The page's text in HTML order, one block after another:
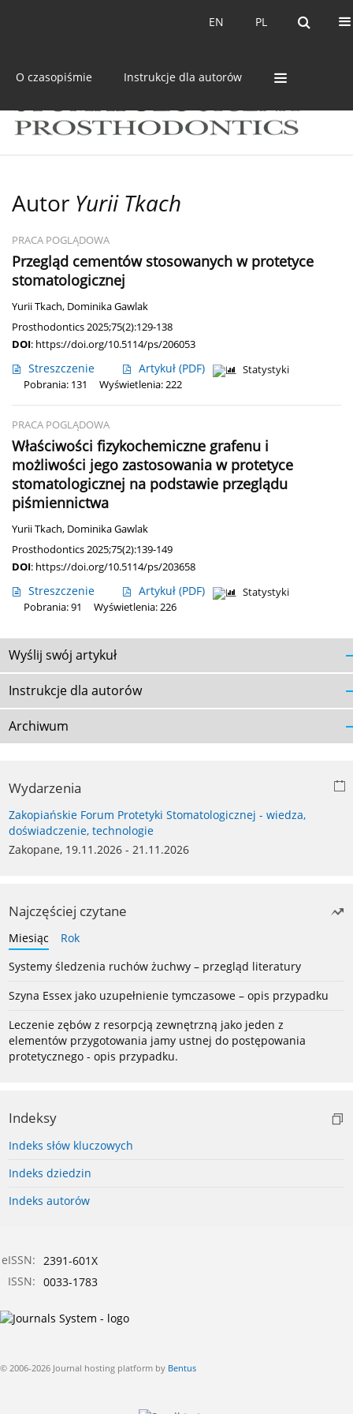
PL
EN PL
EN
O czasopiśmie Instrukcje dla autorów
Autor Yurii Tkach
PRACA POGLĄDOWA
Przegląd cementów stosowanych w protetyce
stomatologicznej
Yurii Tkach, Dominika Gawlak
Prosthodontics 2025;75(2):129-138
DOI: https://doi.org/10.5114/ps/206053
Streszczenie Artykuł (PDF)
Statystyki
Pobrania: 131
Wyświetlenia: 222
PRACA POGLĄDOWA
Właściwości fizykochemiczne grafenu i
możliwości jego zastosowania w protetyce
stomatologicznej na podstawie przeglądu
piśmiennictwa
Yurii Tkach, Dominika Gawlak
Prosthodontics 2025;75(2):139-149
DOI: https://doi.org/10.5114/ps/203658
Streszczenie Artykuł (PDF)
Statystyki
Pobrania: 91
Wyświetlenia: 226
Wyślij swój artykuł
Instrukcje dla autorów
Archiwum
Wydarzenia
Zakopiańskie Forum Protetyki Stomatologicznej - wiedza,
doświadczenie, technologie
Zakopane, 19.11.2026 - 21.11.2026
Najczęściej czytane
Miesiąc
Rok
Systemy śledzenia ruchów żuchwy – przegląd literatury
Szyna Essex jako uzupełnienie tymczasowe – opis przypadku
Leczenie zębów z resorpcją zewnętrzną jako jeden z
elementów przygotowania jamy ustnej do postępowania
protetycznego - opis przypadku.
Indeksy
Indeks słów kluczowych
Indeks dziedzin
Indeks autorów
eISSN: 2391-601X
ISSN: 0033-1783
© 2006-2026 Journal hosting platform by Bentus